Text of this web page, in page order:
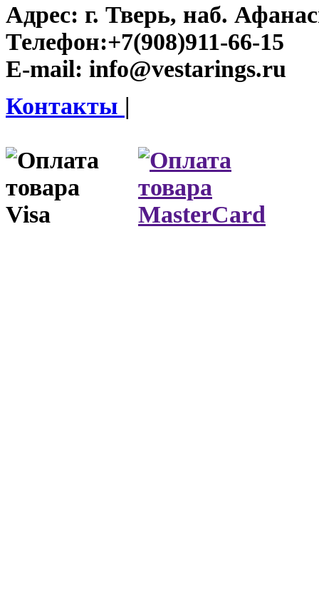
Адрес: г. Тверь, наб.
Телефон:+7(908)911-66-15
E-mail: info@vestarings.ru
Контакты |